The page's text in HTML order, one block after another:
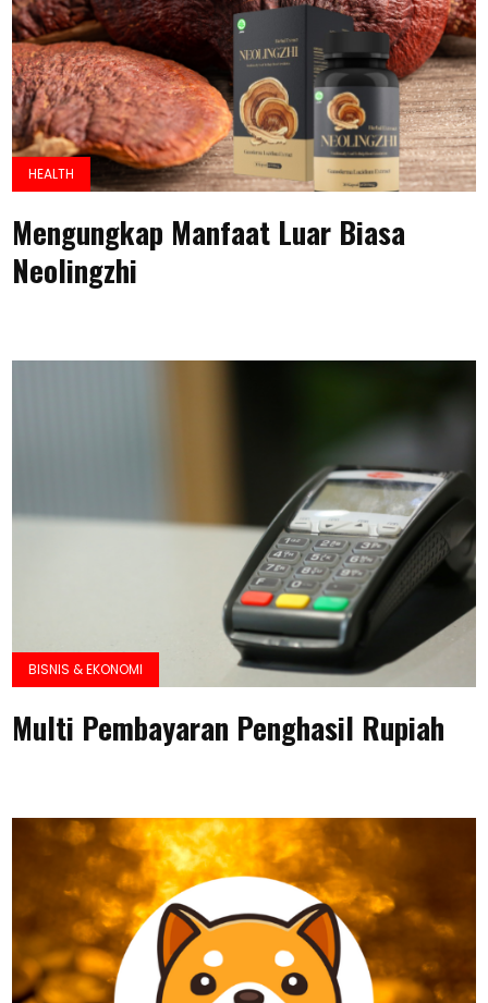
HEALTH
Mengungkap Manfaat Luar Biasa
Neolingzhi
BISNIS & EKONOMI
Multi Pembayaran Penghasil Rupiah